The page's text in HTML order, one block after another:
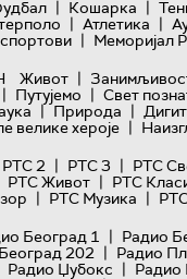
| Кошарка |
| Атлетика |
спортови | Меморијал
Живот |
| Путујемо | Свет
| Природа |
велике хероје |
РТС 2 | РТС 3 | РТС
РТС Живот | РТС
| РТС Музика |
Београд 1 | Радио
Београд 202 | Радио
Радио Џубокс | Радио